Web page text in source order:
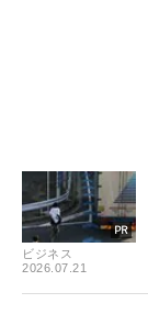
ビジネス
2026.07.21